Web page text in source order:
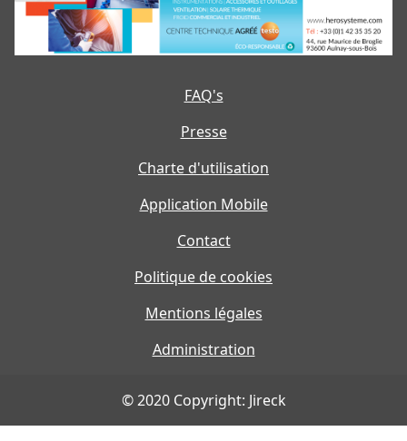
FAQ's
Presse
Charte d'utilisation
Application Mobile
Contact
Politique de cookies
Mentions légales
Administration
© 2020 Copyright: Jireck